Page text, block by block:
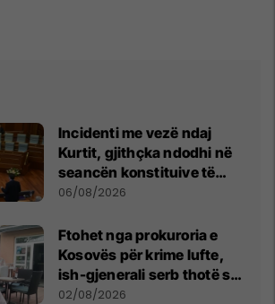
Incidenti me vezë ndaj
Kurtit, gjithçka ndodhi në
seancën konstituive të
Kuvendit
06/08/2026
Ftohet nga prokuroria e
Kosovës për krime lufte,
ish-gjenerali serb thotë se
dikush e tradhtoi në
02/08/2026